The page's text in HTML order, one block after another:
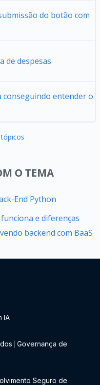
do botão com
de despesas
conseguindo entender o
O TEMA
End Python
e diferenças
backend com BaaS
IA
Governança de
Seguro de